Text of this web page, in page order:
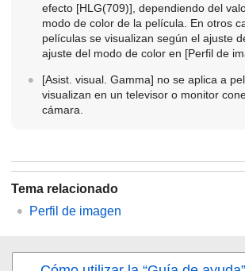
efecto [HLG(709)] , dependiendo del
modo de color de la película. En otros
películas se visualizan según el ajuste
ajuste del modo de color en [Perfil de
[Asist. visual. Gamma] no se aplica a
visualizan en un televisor o monitor
cámara.
Tema relacionado
Perfil de imagen